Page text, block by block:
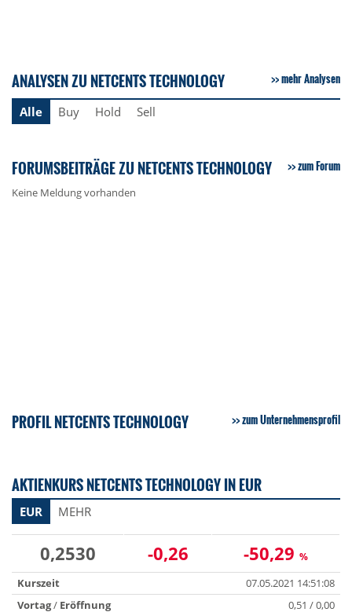
ANALYSEN ZU NETCENTS TECHNOLOGY mehr Analysen
Alle Buy Hold Sell
FORUMSBEITRÄGE ZU NETCENTS TECHNOLOGY zum Forum
Keine Meldung vorhanden
PROFIL NETCENTS TECHNOLOGY zum Unternehmensprofil
AKTIENKURS NETCENTS TECHNOLOGY IN EUR
EUR MEHR
0,2530 -0,26 -50,29 %
Kurszeit
07.05.2021 14:51:08
Vortag/ Eröffnung 0,51 / 0,00